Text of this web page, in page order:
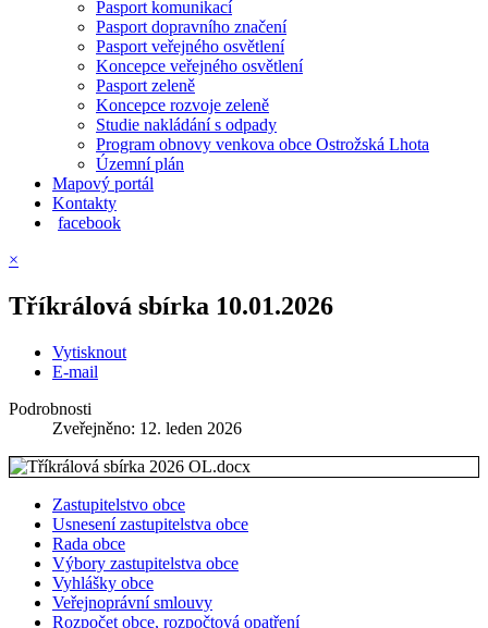
Pasport komunikací
Pasport dopravního značení
Pasport veřejného osvětlení
Koncepce veřejného osvětlení
Pasport zeleně
Koncepce rozvoje zeleně
Studie nakládání s odpady
Program obnovy venkova obce Ostrožská Lhota
Územní plán
Mapový portál
Kontakty
facebook
×
Tříkrálová sbírka 10.01.2026
Vytisknout
E-mail
Podrobnosti
Zveřejněno: 12. leden 2026
Zastupitelstvo obce
Usnesení zastupitelstva obce
Rada obce
Výbory zastupitelstva obce
Vyhlášky obce
Veřejnoprávní smlouvy
Rozpočet obce, rozpočtová opatření